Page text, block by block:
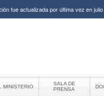
fue actualizada por última vez en
MINISTERIO
SALA DE
PRENSA